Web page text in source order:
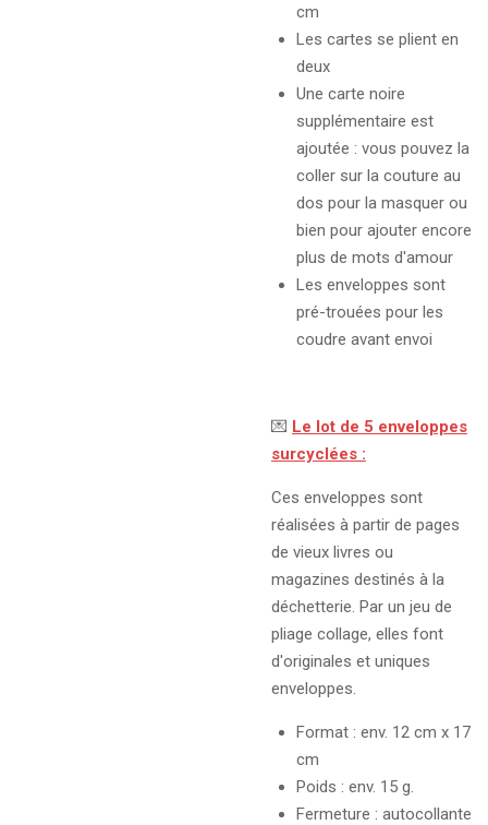
cm
Les cartes se plient en
deux
Une carte noire
supplémentaire est
ajoutée : vous pouvez la
coller sur la couture au
dos pour la masquer ou
bien pour ajouter encore
plus de mots d'amour
Les enveloppes sont
pré-trouées pour les
coudre avant envoi
💌 Le lot de 5 enveloppes
surcyclées :
Ces enveloppes sont
réalisées à partir de pages
de vieux livres ou
magazines destinés à la
déchetterie. Par un jeu de
pliage collage, elles font
d'originales et uniques
enveloppes.
Format : env. 12 cm x 17
cm
Poids : env. 15 g.
Fermeture : autocollante